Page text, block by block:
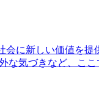
に新しい価値を提
な気づきなど、こ